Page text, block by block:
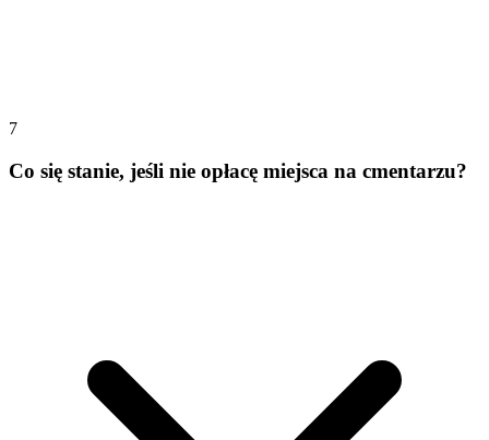
7
Co się stanie, jeśli nie opłacę miejsca na cmentarzu?